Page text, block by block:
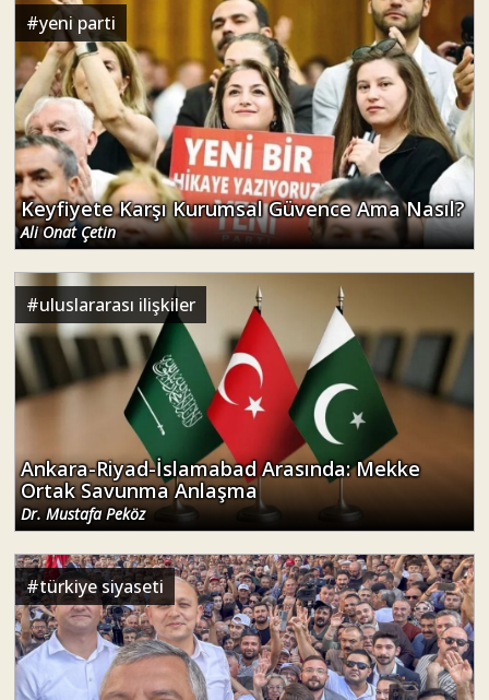
#yeni parti
Keyfiyete Karşı Kurumsal Güvence Ama Nasıl?
Ali Onat Çetin
#uluslararası ilişkiler
Ankara-Riyad-İslamabad Arasında: Mekke
Ortak Savunma Anlaşma
Dr. Mustafa Peköz
#türkiye siyaseti